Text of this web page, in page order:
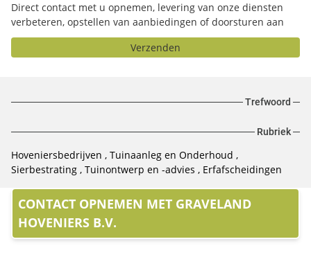
Direct contact met u opnemen, levering van onze diensten
verbeteren, opstellen van aanbiedingen of doorsturen aan
het door u geselecteerde bedrijf.
Verzenden
Trefwoord
Rubriek
Hoveniersbedrijven
Tuinaanleg en Onderhoud
Sierbestrating Tuinontwerp en -advies Erfafscheidingen
CONTACT OPNEMEN MET GRAVELAND
HOVENIERS B.V.